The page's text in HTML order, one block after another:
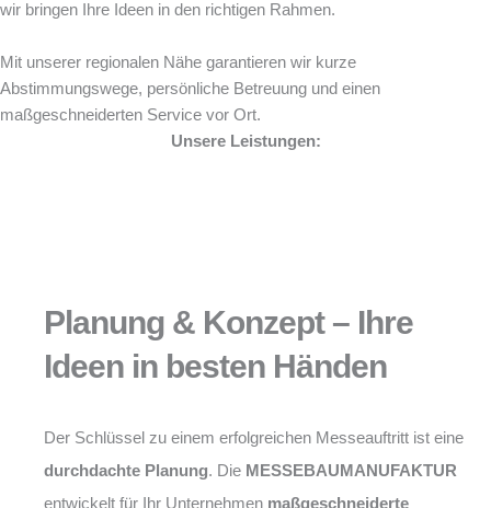
wir bringen Ihre Ideen in den richtigen Rahmen.
Mit unserer regionalen Nähe garantieren wir kurze
Abstimmungswege, persönliche Betreuung und einen
maßgeschneiderten Service vor Ort.
Unsere Leistungen:
Planung & Konzept – Ihre
Ideen in besten Händen
Der Schlüssel zu einem erfolgreichen Messeauftritt ist eine
durchdachte Planung. Die MESSEBAUMANUFAKTUR
entwickelt für Ihr Unternehmen maßgeschneiderte